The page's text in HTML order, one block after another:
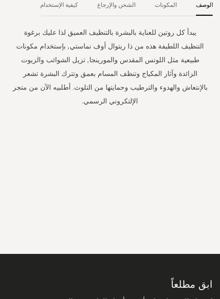
الوصف
يبدأ كل روتين للعناية بالبشرة بالتنظيف العميق لذا عليك برغوة
التنظيف اللطيفة هذه من ذا ريتوال أوف نماستي, بإستخدام مكونات
طبيعية مثل اللوتس المقدس والمورينجا, تزيل الشوائب والزيوت
الزائدة وآثار المكياج وتنظف المسام بعمق وتترك البشرة تشعر
بالإنتعاش والهدوء والترطيب وحمايتها من التلوث. أطلبيه الآن من متجر
الإلتكروني الرسمي.
المكونات الشحن والإرجاع كيفية الإستخدام
ابق مطلعاً